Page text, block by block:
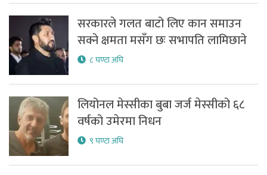
सरकारले गलत बाटो लिए कान समाउन
सक्ने क्षमता मसँग छः सभापति लामिछाने
८ घण्टा अघि
लियोनल मेस्सीका बुबा जर्ज मेस्सीको ६८
वर्षको उमेरमा निधन
९ घण्टा अघि